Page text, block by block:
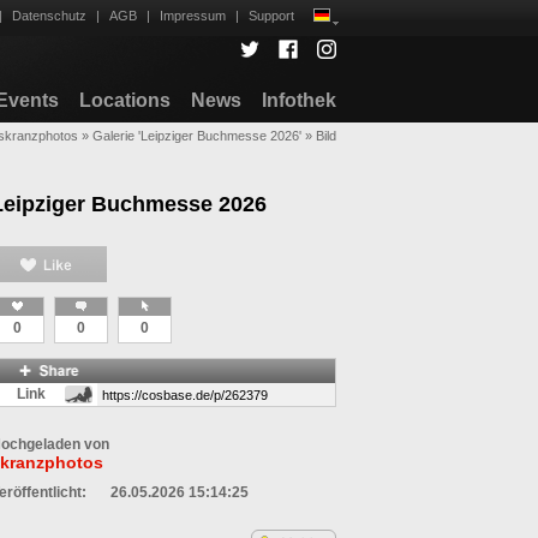
| Datenschutz | AGB | Impressum | Support
Events Locations News Infothek
» Galerie 'Leipziger Buchmesse 2026' » Bild
Buchmesse 2026
0 0 0
Link
von
26.05.2026 15:14:25